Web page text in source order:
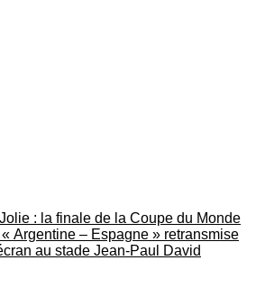
: la finale de la Coupe du Monde
Argentine – Espagne » retransmise
au stade Jean-Paul David